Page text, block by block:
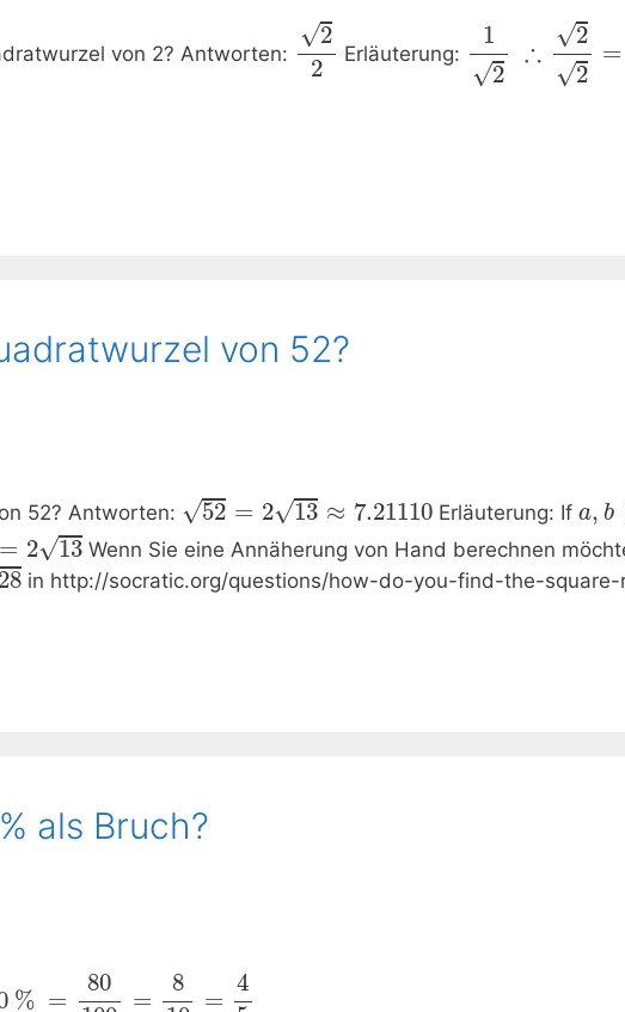
von 2? Antworten:
√2
2
Erläuterung:
1
√2
∴
√2
√2
=
von 52?
52? Antworten: √52 = 2√13 ≈ 7.21110Erläuterung: If a, b
= 2√13Wenn Sie eine Annäherung von Hand berechnen
28 in http://socratic.org/questions/how-do-you-find-the-
als Bruch?
% =
80
=
8
=
4